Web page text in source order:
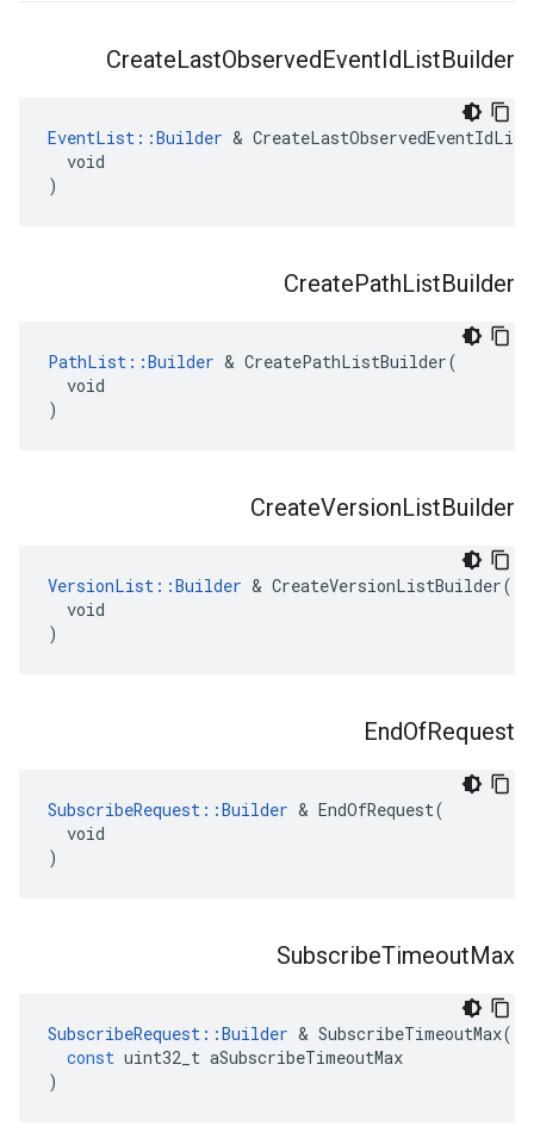
CreateLastObservedEventIdListBuilder
EventList::Builder &
  void
)
CreatePathListBuilder
PathList::Builder & CreatePathListBuilder(
  void
)
CreateVersionListBuilder
VersionList::Builder & CreateVersionListBuilder(
  void
)
EndOfRequest
SubscribeRequest::Builder & EndOfRequest(
  void
)
SubscribeTimeoutMax
SubscribeRequest ::Builder & SubscribeTimeoutMax(
const uint32_t aSubscribeTimeoutMax
)